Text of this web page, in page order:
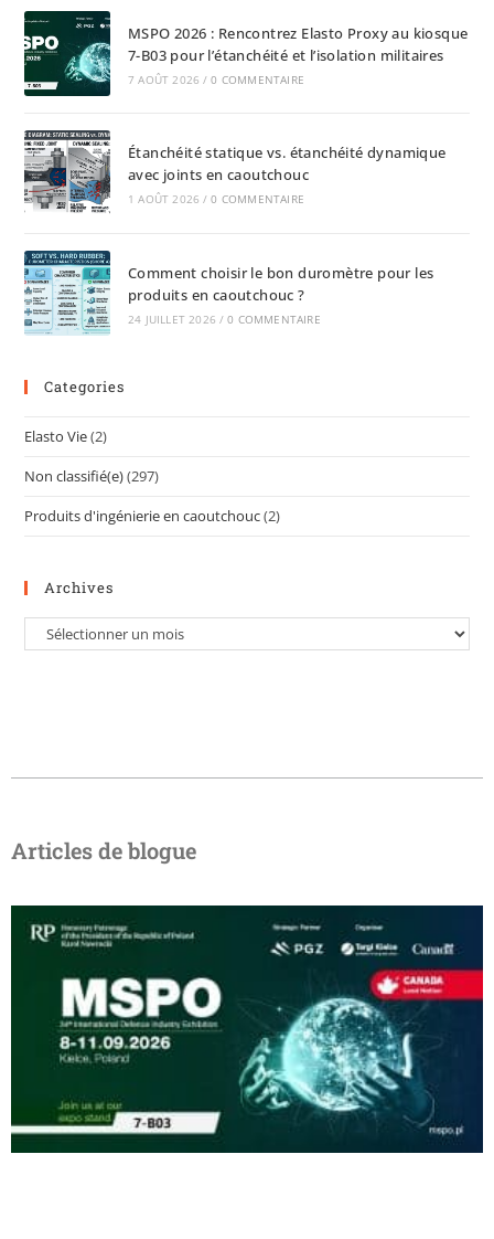
MSPO 2026 : Rencontrez Elasto Proxy au kiosque
7-B03 pour l’étanchéité et l’isolation militaires
7 AOÛT 2026 / 0 COMMENTAIRE
Étanchéité statique vs. étanchéité dynamique
avec joints en caoutchouc
1 AOÛT 2026 / 0 COMMENTAIRE
Comment choisir le bon duromètre pour les
produits en caoutchouc ?
24 JUILLET 2026 / 0 COMMENTAIRE
Categories
Elasto Vie(2)
Non classifié(e)(297)
Produits d'ingénierie en caoutchouc(2)
Archives
Articles de blogue